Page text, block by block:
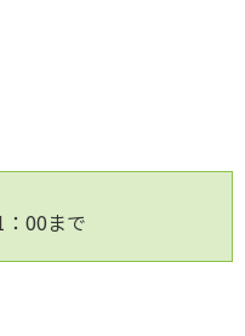
00まで